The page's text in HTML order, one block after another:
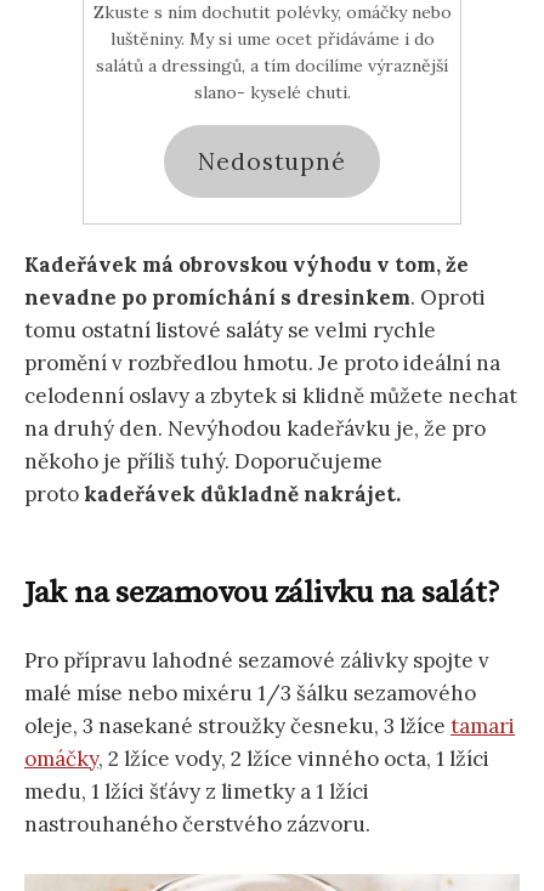
Zkuste s ním dochutit polévky, omáčky nebo
luštěniny. My si ume ocet přidáváme i do
salátů a dressingů, a tím docílíme výraznější
slano- kyselé chuti.
Nedostupné
Kadeřávek má obrovskou výhodu v tom, že
nevadne po promíchání s dresinkem. Oproti
tomu ostatní listové saláty se velmi rychle
promění v rozbředlou hmotu. Je proto ideální na
celodenní oslavy a zbytek si klidně můžete nechat
na druhý den. Nevýhodou kadeřávku je, že pro
někoho je příliš tuhý. Doporučujeme
proto kadeřávek důkladně nakrájet.
Jak na sezamovou zálivku na salát?
Pro přípravu lahodné sezamové zálivky spojte v
malé míse nebo mixéru 1/3 šálku sezamového
oleje, 3 nasekané stroužky česneku, 3 lžíce tamari
omáčky, 2 lžíce vody, 2 lžíce vinného octa, 1 lžíci
medu, 1 lžíci šťávy z limetky a 1 lžíci
nastrouhaného čerstvého zázvoru.